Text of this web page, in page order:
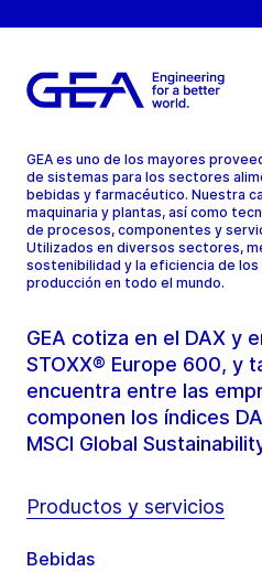
GEA es uno de los mayores
de sistemas para los sectores
bebidas y farmacéutico. Nuestra
maquinaria y plantas, así como
de procesos, componentes y
Utilizados en diversos sectores,
sostenibilidad y la eficiencia de
producción en todo el mundo.
GEA cotiza en el DAX y
STOXX® Europe 600, y
encuentra entre las
componen los índices
MSCI Global
Productos y servicios
Bebidas